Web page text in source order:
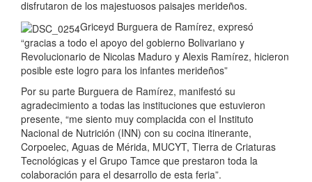
disfrutaron de los majestuosos paisajes merideños.
Griceyd Burguera de Ramírez, expresó
“gracias a todo el apoyo del gobierno Bolivariano y
Revolucionario de Nicolas Maduro y Alexis Ramírez, hicieron
posible este logro para los infantes merideños”
Por su parte Burguera de Ramírez, manifestó su
agradecimiento a todas las instituciones que estuvieron
presente, “me siento muy complacida con el Instituto
Nacional de Nutrición (INN) con su cocina itinerante,
Corpoelec, Aguas de Mérida, MUCYT, Tierra de Criaturas
Tecnológicas y el Grupo Tamce que prestaron toda la
colaboración para el desarrollo de esta feria”.